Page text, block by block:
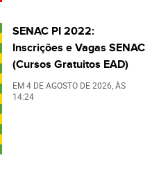
SENAC PI 2022:
Inscrições e Vagas SENAC
(Cursos Gratuitos EAD)
EM4 DE AGOSTO DE 2026 , ÀS
14:24